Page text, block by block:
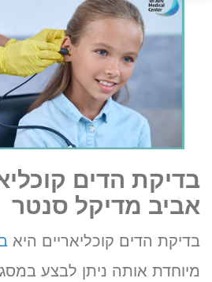
בדיקת הדים
אביב מדיקל סנטר
בדיקת הדים קוכליאריים היא
מיוחדת אותה ניתן לבצע